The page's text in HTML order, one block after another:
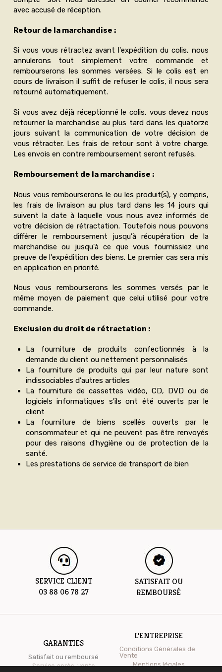
avec accusé de réception.
Retour de la marchandise :
Si vous vous rétractez avant l'expédition du colis, nous
annulerons tout simplement votre commande et
rembourserons les sommes versées. Si le colis est en
cours de livraison il suffit de refuser le colis, il nous sera
retourné automatiquement.
Si vous avez déjà réceptionné le colis, vous devez nous
retourner la marchandise au plus tard dans les quatorze
jours suivant la communication de votre décision de
vous rétracter. Les frais de retour sont à votre charge.
Les envois en contre remboursement seront refusés.
Remboursement de la marchandise :
Nous vous rembourserons le ou les produit(s), y compris,
les frais de livraison au plus tard dans les 14 jours qui
suivent la date à laquelle vous nous avez informés de
votre décision de rétractation. Toutefois nous pouvons
différer le remboursement jusqu'à récupération de la
marchandise ou jusqu'à ce que vous fournissiez une
preuve de l'expédition des biens. Le premier cas sera mis
en application en priorité.
Nous vous rembourserons les sommes versés par le
même moyen de paiement que celui utilisé pour votre
commande.
Exclusion du droit de rétractation :
La fourniture de produits confectionnés à la
demande du client ou nettement personnalisés
La fourniture de produits qui par leur nature sont
indissociables d'autres articles
La fourniture de cassettes vidéo, CD, DVD ou de
logiciels informatiques s'ils ont été ouverts par le
client
La fourniture de biens scellés ouverts par le
consommateur et qui ne peuvent pas être renvoyés
pour des raisons d'hygiène ou de protection de la
santé.
Les prestations de service de transport de bien
SERVICE CLIENT
03 88 06 78 27
SATISFAIT OU
REMBOURSÉ
GARANTIES
Satisfait ou remboursé
Service après-vente
L'ENTREPRISE
Conditions Générales de
Vente
Mentions légales